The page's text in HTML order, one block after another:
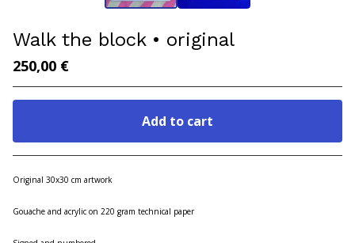
Walk the block • original
250,00 €
Add to cart
Original 30x30 cm artwork
Gouache and acrylic on 220 gram technical paper